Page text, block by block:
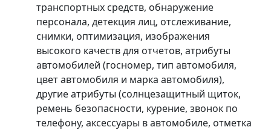
транспортных средств, обнаружение
персонала, детекция лиц, отслеживание,
снимки, оптимизация, изображения
высокого качеств для отчетов, атрибуты
автомобилей (госномер, тип автомобиля,
цвет автомобиля и марка автомобиля),
другие атрибуты (солнцезащитный щиток,
ремень безопасности, курение, звонок по
телефону, аксессуары в автомобиле, отметка